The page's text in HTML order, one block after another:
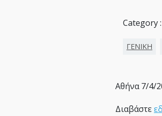
Category :
ΓΕΝΙΚΗ
Αθήνα 7/4/
Διαβάστε